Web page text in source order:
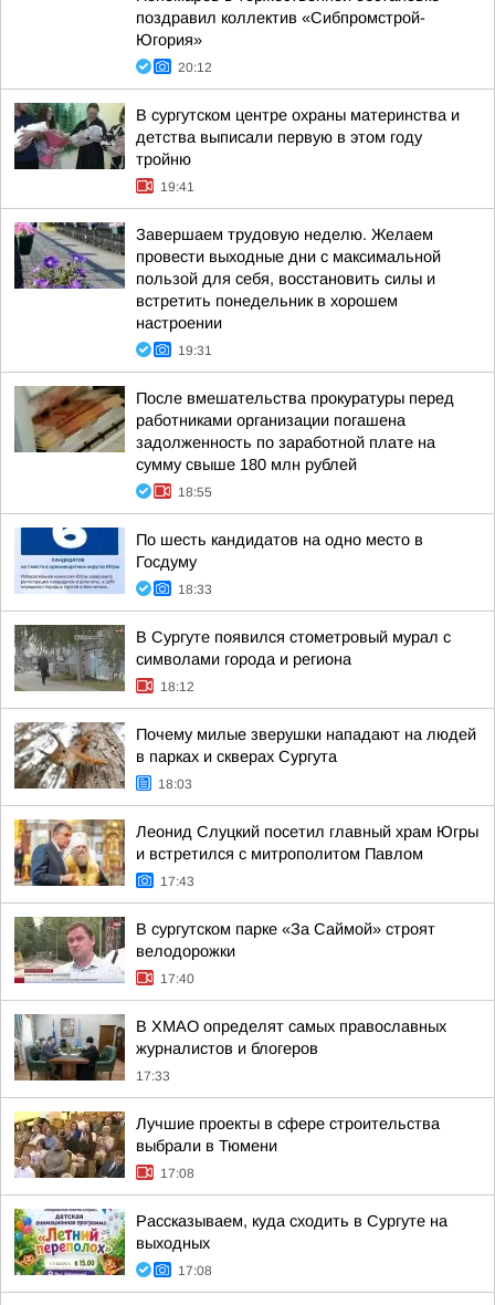
поздравил коллектив «Сибпромстрой-
Югория»
20:12
В сургутском центре охраны материнства и
детства выписали первую в этом году
тройню
19:41
Завершаем трудовую неделю. Желаем
провести выходные дни с максимальной
пользой для себя, восстановить силы и
встретить понедельник в хорошем
настроении
19:31
После вмешательства прокуратуры перед
работниками организации погашена
задолженность по заработной плате на
сумму свыше 180 млн рублей
18:55
По шесть кандидатов на одно место в
Госдуму
18:33
В Сургуте появился стометровый мурал с
символами города и региона
18:12
Почему милые зверушки нападают на людей
в парках и скверах Сургута
18:03
Леонид Слуцкий посетил главный храм Югры
и встретился с митрополитом Павлом
17:43
В сургутском парке «За Саймой» строят
велодорожки
17:40
В ХМАО определят самых православных
журналистов и блогеров
17:33
Лучшие проекты в сфере строительства
выбрали в Тюмени
17:08
Рассказываем, куда сходить в Сургуте на
выходных
17:08